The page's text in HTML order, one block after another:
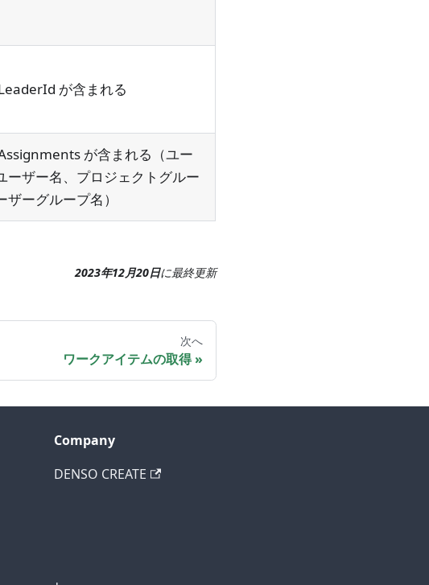
が含まれる
が含まれる（ユー
ーザー名、プロジェクトグルー
ーグループ名）
2023年12月20日に最終更新
次へ
ワークアイテムの取得
Company
DENSO CREATE